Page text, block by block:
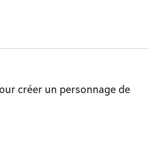
créer un personnage de